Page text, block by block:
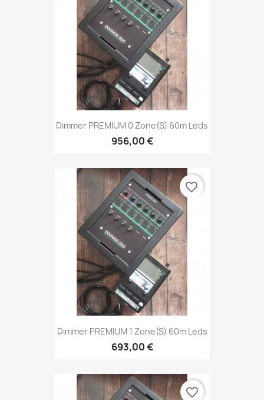
Dimmer PREMIUM 0 Zone(s) 60m Leds
956,00 €
Dimmer PREMIUM 1 Zone(s) 60m Leds
693,00 €
favorite_border
favorite_border